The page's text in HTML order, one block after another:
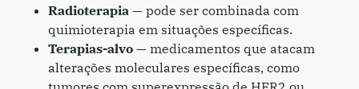
Radioterapia — pode ser combinada com
quimioterapia em situações específicas.
Terapias-alvo — medicamentos que atacam
alterações moleculares específicas, como